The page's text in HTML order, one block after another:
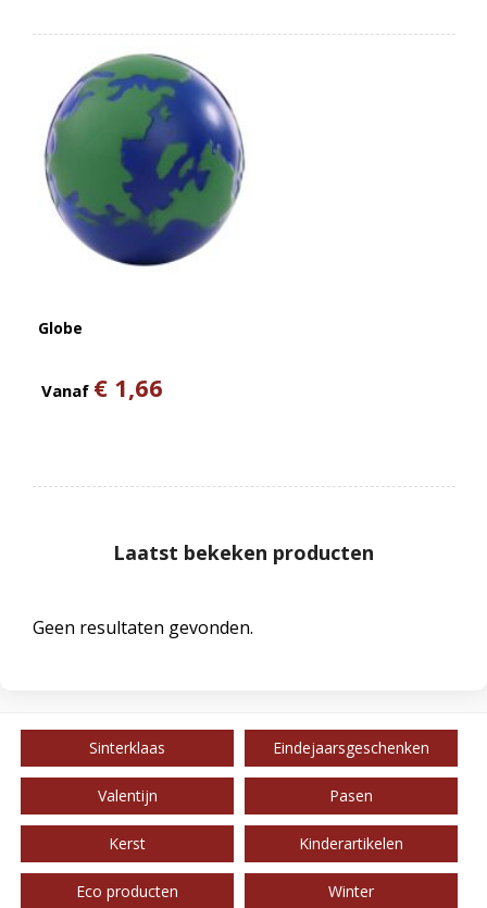
Globe
Vanaf € 1,66
Laatst bekeken producten
Geen resultaten gevonden.
Sinterklaas Eindejaarsgeschenken
Valentijn Pasen
Kerst Kinderartikelen
Eco producten Winter